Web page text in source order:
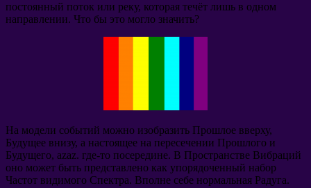
постоянный поток или реку, которая течёт лишь в одном
направлении. Что бы это могло значить?
На модели событий можно изобразить Прошлое вверху,
Будущее внизу, а настоящее на пересечении Прошлого и
Будущего, azaz. где-то посередине. В Пространстве Вибраций
оно может быть представлено как упорядоченный набор
Частот видимого Спектра. Вполне себе нормальная Радуга.